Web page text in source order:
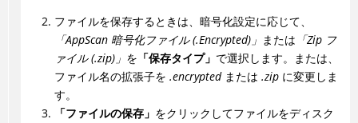
ファイルを保存するときは、暗号化設定に応じて、
「AppScan 暗号化ファイル (.Encrypted)」 または 「Zip フ
ァイル (.zip)」 を 「保存タイプ」 で選択します。または、
ファイル名の拡張子を .encryptedまたは .zipに変更しま
す。
「ファイルの保存」 をクリックしてファイルをディスク